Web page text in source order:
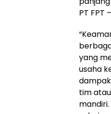
PT FPT
yang
usaha
tim